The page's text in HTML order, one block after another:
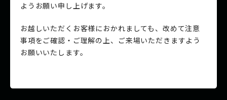
ようお願い申し上げます。
お越しいただくお客様におかれましても、改めて注意
事項をご確認・ご理解の上、ご来場いただきますよう
お願いいたします。